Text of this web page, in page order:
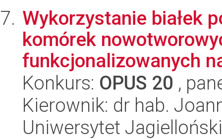
Wykorzystanie białek
komórek
funkcjonalizowanych
Konkurs: OPUS 20 ,
Kierownik: dr hab.
Uniwersytet